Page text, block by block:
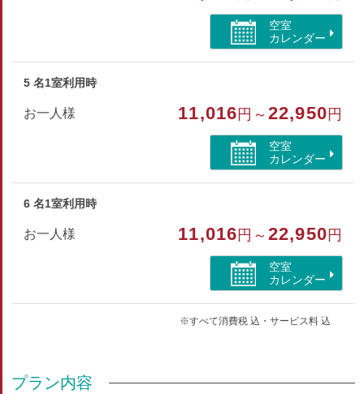
バス/トイレ/禁煙/インターネットができる部屋/洗浄機
空室
カレンダー
5 名1室利用時
お一人様 11,016 円～22,950 円
空室
カレンダー
6 名1室利用時
お一人様 11,016 円～22,950 円
空室
カレンダー
※すべて消費税 込・サービス料 込
プラン内容